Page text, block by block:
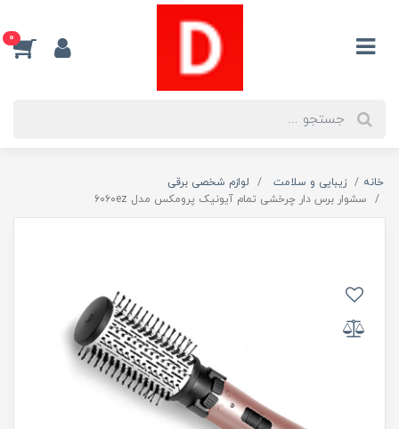
0
خانه زیبایی و سلامت
لوازم شخصی برقی
سشوار برس دار چرخشی تمام آیونیک پرومکس مدل ۶۰۶۰ez